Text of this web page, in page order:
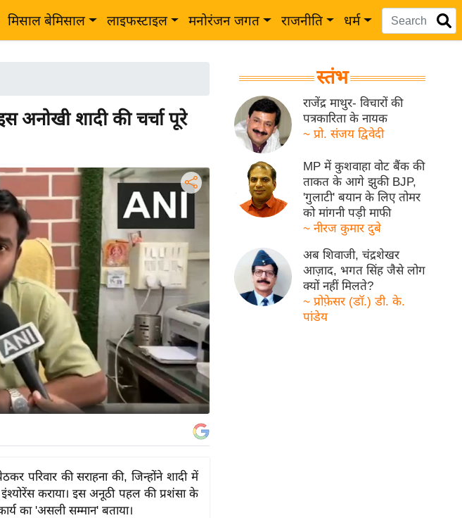
मिसाल बेमिसाल लाइफस्टाइल मनोरंजन जगत राजनीति धर्म
शादी की चर्चा पूरे
परिवार की सराहना की, जिन्होंने शादी में
कराया। इस अनूठी पहल की प्रशंसा के
का 'असली सम्मान' बताया।
स्तंभ
राजेंद्र माथुर- विचारों की
पत्रकारिता के नायक
~ प्रो. संजय द्विवेदी
MP में कुशवाहा वोट बैंक की
ताकत के आगे झुकी BJP,
'गुलाटी' बयान के लिए तोमर
को मांगनी पड़ी माफी
~ नीरज कुमार दुबे
अब शिवाजी, चंद्रशेखर
आज़ाद, भगत सिंह जैसे लोग
क्यों नहीं मिलते?
~ प्रोफ़ेसर (डॉ.) डी. के.
पांडेय